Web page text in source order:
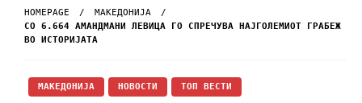
HOMEPAGE
МАКЕДОНИЈА
СО 6.664 АМАНДМАНИ ЛЕВИЦА ГО СПРЕЧУВА НАЈГОЛЕМИОТ ГРАБЕЖ
ВО ИСТОРИЈАТА
МАКЕДОНИЈА НОВОСТИ ТОП ВЕСТИ